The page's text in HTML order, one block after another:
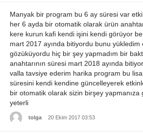
Manyak bir program bu 6 ay süresi var
her 6 ayda bir otomatik olarak ürün
kere kurun kafi kendi işini kendi görüyor
mart 2017 ayında bitiyordu bunu yükledim
gözüküyordu hiç bir şey yapmadım bir
anahtarının süresi mart 2018 ayında
valla tavsiye ederim harika program bu
süresini kendi kendine güncelleyerek
bir otomatik olarak sizin birşey yapmanıza
yeterli
tolga 20 Ekim 2017 03:53